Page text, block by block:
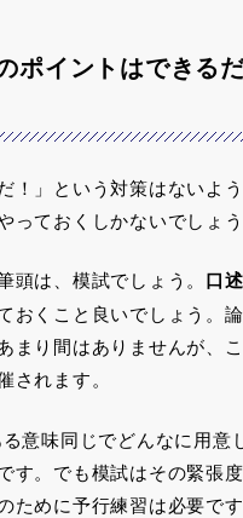
ポイントはできる
！」という対策はないよ
っておくしかないでしょう
頭は、模試でしょう。 口
おくこと良いでしょう。
まり間はありませんが、
されます。
意味同じでどんなに用意
す。でも模試はその緊張
ために予行練習は必要です